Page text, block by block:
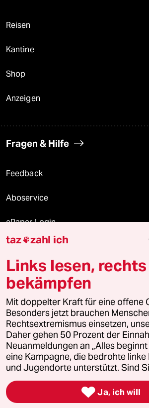
Reisen
Kantine
Shop
Anzeigen
Fragen & Hilfe
Feedback
Aboservice
ePaper Login
Downloads für Abonnierende
© 2026 taz Verlags und Vertriebs GmbH
Alle Rechte vorbehalten. Bei rechtlichen Fragen
wenden Sie sich bitte an
lizenzen@taz.de
Feedback Redaktionsstatut
Leitlinie Informant Datenschutz
Seitenwende Einwilligungen
taz zahl ich
Links lesen, rechts
bekämpfen
Mit doppelter Kraft für eine offene
Besonders jetzt brauchen
Rechtsextremismus einsetzen,
Daher gehen 50 Prozent der
Neuanmeldungen an „Alles
eine Kampagne, die bedrohte linke
und Jugendorte unterstützt. Sind
 Ja, ich will